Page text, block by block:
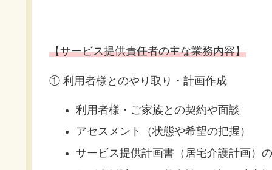
【サービス提供責任者の主な業務内容】
① 利用者様とのやり取り・計画作成
利用者様・ご家族との契約や面談
アセスメント（状態や希望の把握）
サービス提供計画書（居宅介護計画）